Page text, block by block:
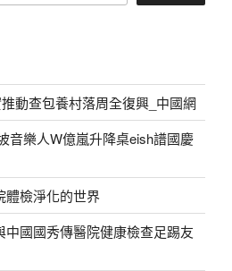
動查包養村落周全復興_中國網
音樂人W億嵐升降桌eish譜國慶
體檢淨化的世界
國國秀傳醫院健康檢查足踢友